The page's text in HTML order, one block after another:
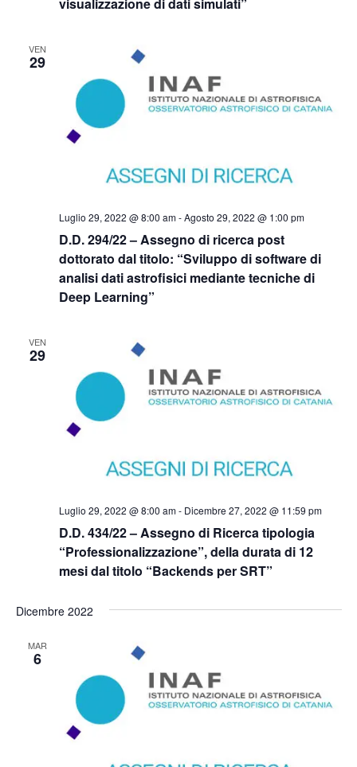
visualizzazione di dati simulati”
VEN
29
D.D. 294/22 – Assegno di ricerca post
dottorato dal titolo: “Sviluppo di software di
analisi dati astrofisici mediante tecniche di
Deep Learning”
Luglio 29, 2022 @ 8:00 am-Agosto 29, 2022 @ 1:00 pm
VEN
29
D.D. 434/22 – Assegno di Ricerca tipologia
“Professionalizzazione”, della durata di 12
mesi dal titolo “Backends per SRT”
Luglio 29, 2022 @ 8:00 am- Dicembre 27, 2022 @ 11:59 pm
Dicembre 2022
MAR
6